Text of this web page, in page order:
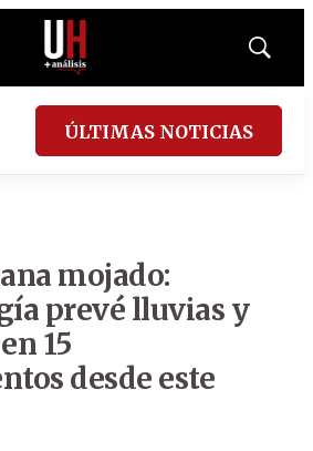
Mostrar
ÚLTIMAS NOTICIAS
mojado:
prevé lluvias y
15
desde este